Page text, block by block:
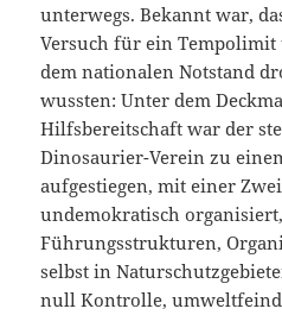
unterwegs. Bekannt war,
Versuch für ein
dem nationalen Notstand
wussten: Unter dem
Hilfsbereitschaft war der
Dinosaurier-Verein zu
aufgestiegen, mit einer
undemokratisch
Führungsstrukturen,
selbst in
null Kontrolle,